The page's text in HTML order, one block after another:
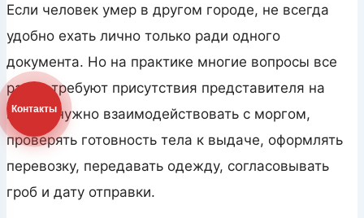
Если человек умер в другом городе, не всегда
удобно ехать лично только ради одного
документа. Но на практике многие вопросы все
равно требуют присутствия представителя на
месте: нужно взаимодействовать с моргом,
проверять готовность тела к выдаче, оформлять
перевозку, передавать одежду, согласовывать
гроб и дату отправки.
Контакты